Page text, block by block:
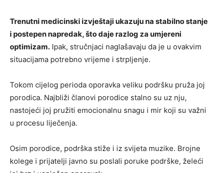
Trenutni medicinski izvještaji ukazuju na stabilno stanje
i postepen napredak, što daje razlog za umjereni
optimizam. Ipak, stručnjaci naglašavaju da je u ovakvim
situacijama potrebno vrijeme i strpljenje.
Tokom cijelog perioda oporavka veliku podršku pruža joj
porodica. Najbliži članovi porodice stalno su uz nju,
nastojeći joj pružiti emocionalnu snagu i mir koji su važni
u procesu liječenja.
Osim porodice, podrška stiže i iz svijeta muzike. Brojne
kolege i prijatelji javno su poslali poruke podrške, želeći